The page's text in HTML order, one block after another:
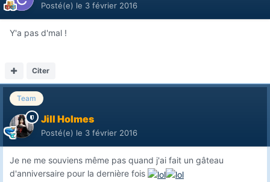
Posté(e) le 3 février 2016
Y'a pas d'mal !
Citer
Team
Jill Holmes
Posté(e) le 3 février 2016
Je ne me souviens même pas quand j'ai fait un gâteau
d'anniversaire pour la dernière fois